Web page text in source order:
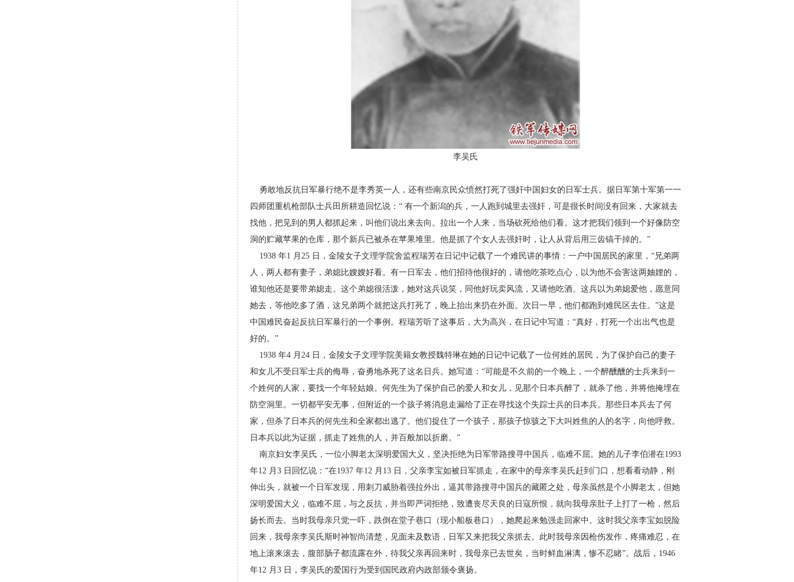
李吴氏
勇敢地反抗日军暴行绝不是李秀英一人，还有些南京民众愤然打死了强奸中国妇女的日军士兵。 据日军第十军第一一
四师团 重机枪部队士兵田所耕造回忆说：“ 有一个新潟的兵，一人 跑到城里去强奸，可是很长时间没有回来，大家就去
找他，把见到的男人都抓起来，叫他们说出来去向。 拉出一个人来，当场砍死给他们看。这才把我们领到 一个好像防空
洞的贮藏苹果的仓库，那个新兵已被杀在苹果堆里。他是抓了个女人去强奸时，让人从背后用三齿镐干掉的。”
1938 年1 月25 日，金陵女子文理学院舍监程瑞芳在日记中记载了一个难民讲的事情：一户中国居民的家里，“兄弟两
人，两人都有妻子，弟媳比嫂嫂好看。 有一日军去，他们招待他很好的，请他吃茶吃点心，以为他不会害这两妯娌的，
谁知他还是要带弟媳走。这个弟媳很活泼，她对这兵说笑，同他好玩卖风流，又请他吃酒。这兵以为弟媳爱他，愿意同
她去，等他吃多了酒，这兄弟两个就把这兵打死了，晚上抬出来扔在外面。次日一早，他们都跑到难民区去住。”这是
中国 难民奋起反抗日军暴行的一个事例。程瑞芳听了这事后，大为高兴，在日记中写道：“真好，打死一个出出气也是
好的。”
1938 年4 月24 日，金陵女子文理学院美籍女教授魏特琳在她的日记中记载了一位何姓的居民，为了保护自己的妻子
和女儿不受日军士兵的侮辱，奋勇地杀死了这名日兵。她写道：“可能是不久前的一个晚上， 一个醉醺醺的士兵来到一
个姓何的人家，要找一个年轻姑娘。何先生为了保护自己的爱人和女儿，见那个 日本兵醉了，就杀了他，并将他掩埋在
防空洞里。一切都平安无事，但附近的一个孩子将消息走漏给了正在寻找这个失踪士兵的日本兵。那些日本兵去了何
家，但杀了日本兵的何先生和全家都出逃了。他们捉住了一个孩子，那孩子惊骇之下大叫姓焦的人的名字，向他呼救。
日本兵以此为证据，抓走了姓焦的人， 并百般加以折磨。”
南京妇女李吴氏，一位小脚老太深明爱国大义， 坚决拒绝为日军带路搜寻中国兵，临难不屈。她的儿子李伯潜在1993
年12 月3 日回忆说：“在1937 年12 月 13 日，父亲李宝如被日军抓走，在家中的母亲李吴氏赶到门口，想看看动静，刚
伸出头，就被一个日军发现，用刺刀威胁着强拉外出，逼其带路搜寻中国兵的藏匿之处，母亲虽然是个小脚老太，但她
深明爱国大 义，临难不屈，与之反抗，并当即严词拒绝，致遭丧尽天良的日寇所恨，就向我母亲肚子上打了一枪，然后
扬长而去。当时我母亲只觉一吓，跌倒在堂子巷口
（现小船板巷口），她爬起来勉强走回家中。这时我父亲李宝如脱险
回来，我母亲李吴氏斯时神智尚清楚， 见面未及数语，日军又来把我父亲抓去。此时我母亲因枪伤发作，疼痛难忍，在
地上滚来滚去，腹部肠子都流露在外，待我父亲再回来时，我母亲已去世矣，当时鲜血淋漓，惨不忍睹”。战后，1946
年12 月3 日，李吴 氏的爱国行为受到国民政府内政部颁令褒扬。